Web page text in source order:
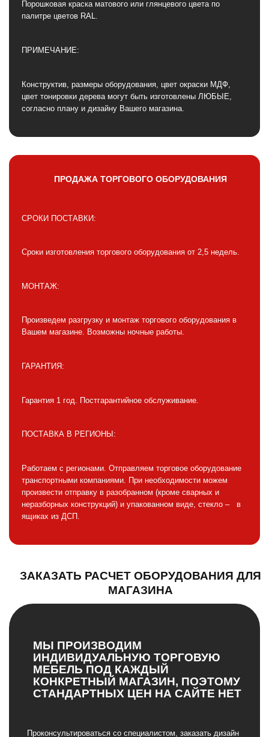
Порошковая краска матового или глянцевого цвета по
палитре цветов RAL.
ПРИМЕЧАНИЕ:
Конструктив, размеры оборудования, цвет окраски МДФ,
цвет тонировки дерева могут быть изготовлены ЛЮБЫЕ,
согласно плану и дизайну Вашего магазина.
ПРОДАЖА ТОРГОВОГО ОБОРУДОВАНИЯ
СРОКИ ПОСТАВКИ:
Сроки изготовления торгового оборудования от 2,5 недель.
МОНТАЖ:
Произведем разгрузку и монтаж торгового оборудования в
Вашем магазине. Возможны ночные работы.
ГАРАНТИЯ:
Гарантия 1 год. Постгарантийное обслуживание.
ПОСТАВКА В РЕГИОНЫ:
Работаем с регионами. Отправляем торговое оборудование
транспортными компаниями. При необходимости можем
произвести отправку в разобранном (кроме сварных и
неразборных конструкций) и упакованном виде, стекло – в
ящиках из ДСП.
ЗАКАЗАТЬ РАСЧЕТ ОБОРУДОВАНИЯ ДЛЯ
МАГАЗИНА
МЫ ПРОИЗВОДИМ
ИНДИВИДУАЛЬНУЮ ТОРГОВУЮ
МЕБЕЛЬ ПОД КАЖДЫЙ
КОНКРЕТНЫЙ МАГАЗИН, ПОЭТОМУ
СТАНДАРТНЫХ ЦЕН НА САЙТЕ НЕТ
Проконсультироваться со специалистом, заказать дизайн